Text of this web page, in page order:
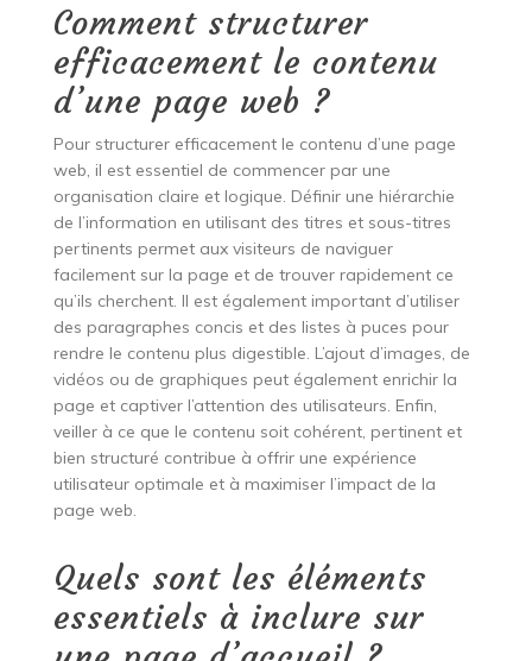
Comment structurer
efficacement le contenu
d’une page web ?
Pour structurer efficacement le contenu d’une page
web, il est essentiel de commencer par une
organisation claire et logique. Définir une hiérarchie
de l’information en utilisant des titres et sous-titres
pertinents permet aux visiteurs de naviguer
facilement sur la page et de trouver rapidement ce
qu’ils cherchent. Il est également important d’utiliser
des paragraphes concis et des listes à puces pour
rendre le contenu plus digestible. L’ajout d’images, de
vidéos ou de graphiques peut également enrichir la
page et captiver l’attention des utilisateurs. Enfin,
veiller à ce que le contenu soit cohérent, pertinent et
bien structuré contribue à offrir une expérience
utilisateur optimale et à maximiser l’impact de la
page web.
Quels sont les éléments
essentiels à inclure sur